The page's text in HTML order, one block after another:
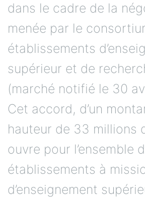
dans le cadre de la
menée par le
établissements
supérieur et de
(marché notifié le 30
Cet accord, d’un
hauteur de 33 millions
ouvre pour l’ensemble
établissements à
d’enseignement